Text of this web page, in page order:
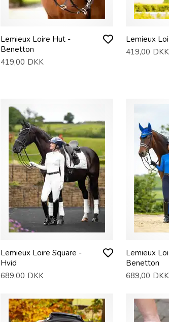
Lemieux Loire Hut -
Benetton
419,00 DKK
Lemieux
419,00 DKK
Lemieux Loire Square -
Hvid
689,00 DKK
Lemieux
Benetton
689,00 DKK